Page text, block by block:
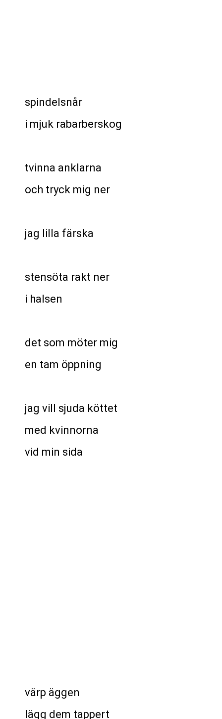
spindelsnår
i mjuk rabarberskog
tvinna anklarna
och tryck mig ner
jag lilla färska
stensöta rakt ner
i halsen
det som möter mig
en tam öppning
jag vill sjuda köttet
med kvinnorna
vid min sida
värp äggen
lägg dem tappert